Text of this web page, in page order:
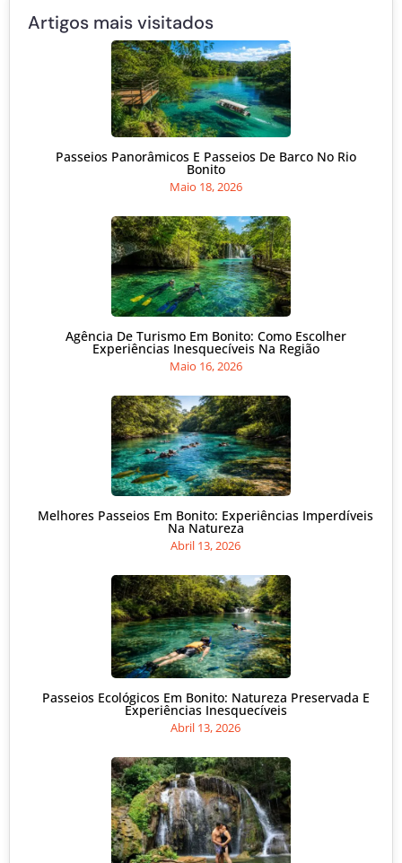
Artigos mais visitados
Passeios Panorâmicos E Passeios De Barco No Rio
Bonito
Maio 18, 2026
Agência De Turismo Em Bonito: Como Escolher
Experiências Inesquecíveis Na Região
Maio 16, 2026
Melhores Passeios Em Bonito: Experiências Imperdíveis
Na Natureza
Abril 13, 2026
Passeios Ecológicos Em Bonito: Natureza Preservada E
Experiências Inesquecíveis
Abril 13, 2026